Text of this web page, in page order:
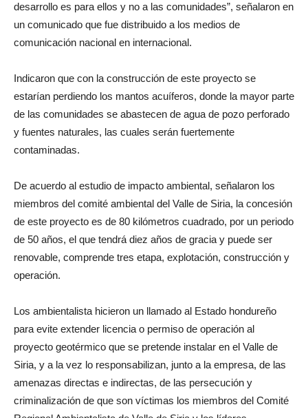
desarrollo es para ellos y no a las comunidades”, señalaron en
un comunicado que fue distribuido a los medios de
comunicación nacional en internacional.
Indicaron que con la construcción de este proyecto se
estarían perdiendo los mantos acuíferos, donde la mayor parte
de las comunidades se abastecen de agua de pozo perforado
y fuentes naturales, las cuales serán fuertemente
contaminadas.
De acuerdo al estudio de impacto ambiental, señalaron los
miembros del comité ambiental del Valle de Siria, la concesión
de este proyecto es de 80 kilómetros cuadrado, por un periodo
de 50 años, el que tendrá diez años de gracia y puede ser
renovable, comprende tres etapa, explotación, construcción y
operación.
Los ambientalista hicieron un llamado al Estado hondureño
para evite extender licencia o permiso de operación al
proyecto geotérmico que se pretende instalar en el Valle de
Siria, y a la vez lo responsabilizan, junto a la empresa, de las
amenazas directas e indirectas, de las persecución y
criminalización de que son víctimas los miembros del Comité